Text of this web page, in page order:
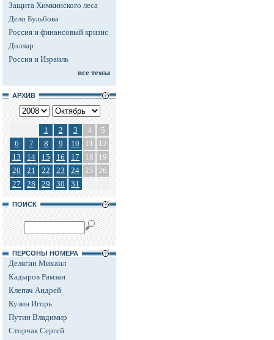
Защита Химкинского леса
Дело Бульбова
Россия и финансовый кризис
Доллар
Россия и Израиль
все темы
АРХИВ
1 2 3 4
5
6
7 8 9 10 11
12
13
14 15 16 17 18
19
20
21 22 23 24 25 26
27
28 29 30 31
ПОИСК
ПЕРСОНЫ НОМЕРА
Делягин Михаил
Кадыров Рамзан
Клепач Андрей
Кузин Игорь
Путин Владимир
Сторчак Сергей